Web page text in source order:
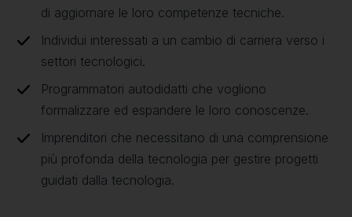
di aggiornare le loro competenze tecniche.
Individui interessati a un cambio di carriera verso i
settori tecnologici.
Programmatori autodidatti che vogliono
formalizzare ed espandere le loro conoscenze.
Imprenditori che necessitano di una comprensione
più profonda della tecnologia per gestire progetti
guidati dalla tecnologia.